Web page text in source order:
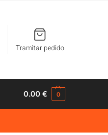
Tramitar pedido
0.00€ 0